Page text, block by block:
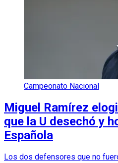
Campeonato Nacional
Miguel Ramírez
que la U desechó y
Española
Los dos defensores que no